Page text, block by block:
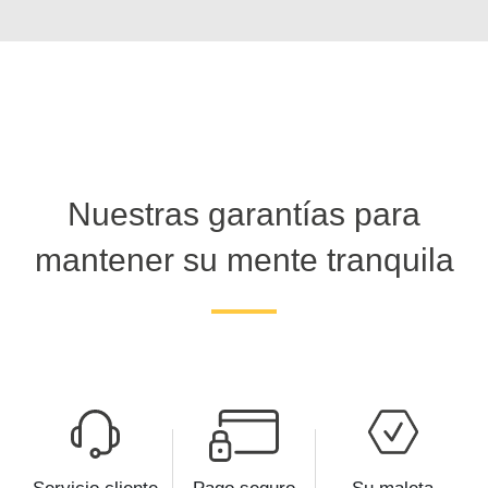
Nuestras garantías para
mantener su mente tranquila